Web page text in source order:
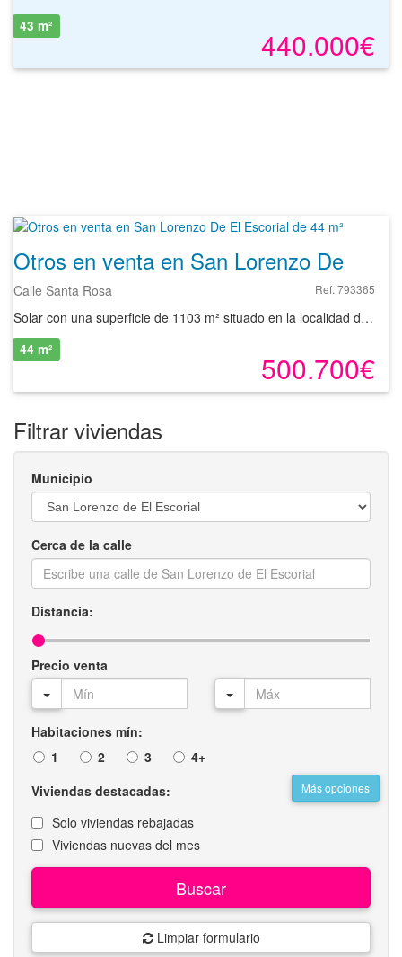
440.000€
43 m²
Calle Santa Rosa Ref. 793365
Solar con una superficie de 1103 m² situado en la localidad de San Lorenzo de El Escorial, provincia de Madrid. La parcela dispone de buenas comunicaciones, a 8 minutos de la estación del tren El Escorial, con paradas de autobús a pocos metros de líneas interurbanas y por carretera, mediante el acceso viario M-506. La zona dispone de variado equipamiento, supermercado, restaurante, la Biblioteca Municipal Pedro Antonio de Alarcón, parque, etc. Se trata de un lote formado por 18 parcelas, de uso residencial con una superficie total de 1103 m² para la construcción de viviendas en bloque. Con nuestros servicios podrá conocer las posibilidades reales de este solar y valorar sus posibilidades de inversión. Empiece ahora mismo pidiendo más información. Un responsable cercano a usted le atenderá personalmente.
500.700€
44 m²
Filtrar viviendas
Municipio
Cerca de la calle
Distancia:
Precio venta
Habitaciones mín:
1
2 3 4+
Más opciones
Viviendas destacadas:
Solo viviendas rebajadas
Viviendas nuevas del mes
Buscar
Limpiar formulario